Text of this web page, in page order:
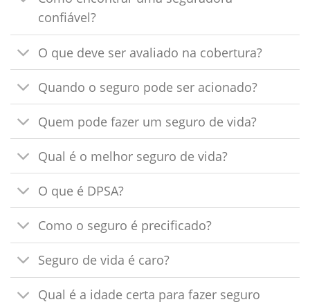
confiável?
O que deve ser avaliado na cobertura?
Quando o seguro pode ser acionado?
Quem pode fazer um seguro de vida?
Qual é o melhor seguro de vida?
O que é DPSA?
Como o seguro é precificado?
Seguro de vida é caro?
Qual é a idade certa para fazer seguro